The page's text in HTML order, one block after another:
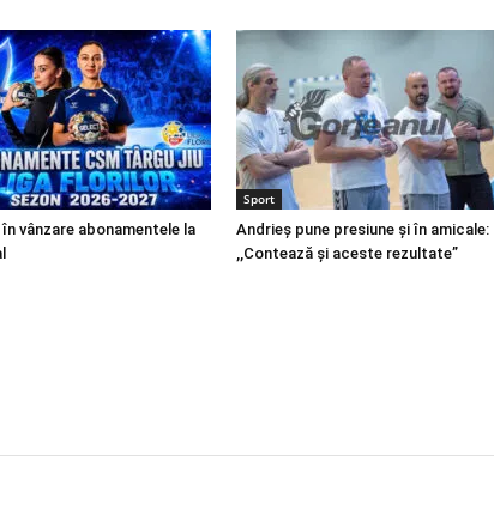
în vânzare abonamentele la
Sport
Andrieș pune presiune și în amicale:
,,Contează și aceste rezultate”